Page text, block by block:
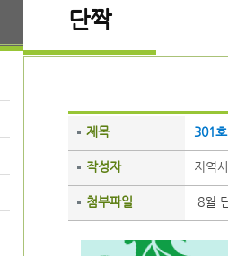
단짝
제목 301
작성자 지역
첨부파일 8월